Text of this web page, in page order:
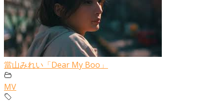
當山みれい「Dear My Boo」
MV